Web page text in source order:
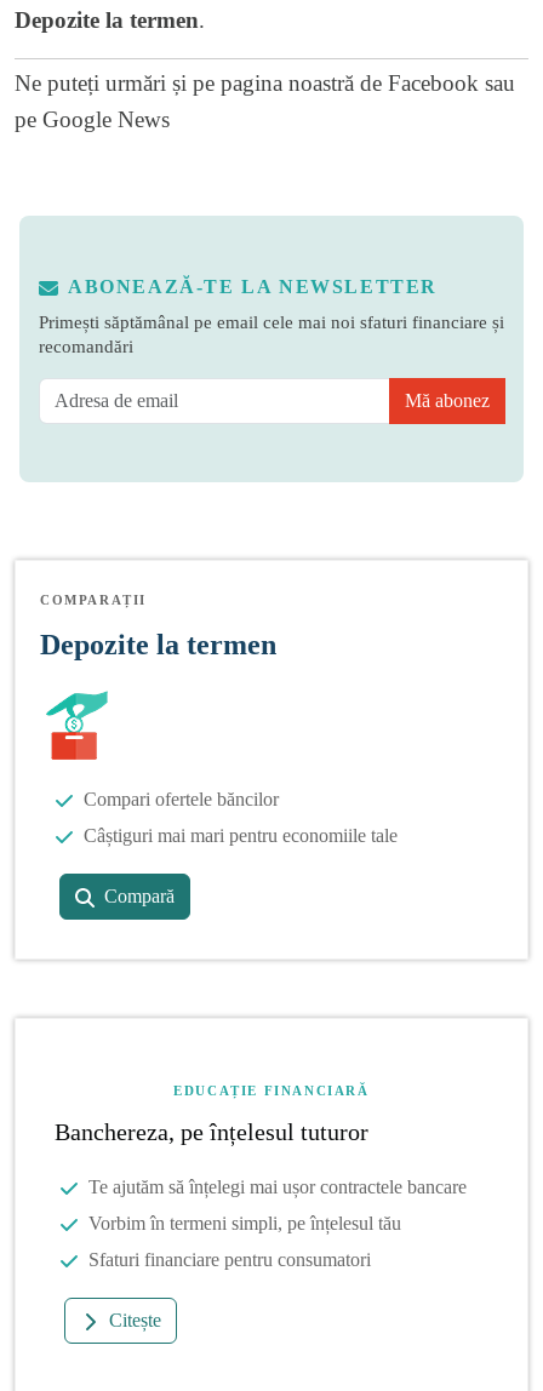
Depozite la termen.
Ne puteți urmări și pe pagina noastră de Facebook sau
pe Google News
ABONEAZĂ-TE LA NEWSLETTER
Primești săptămânal pe email cele mai noi sfaturi financiare și
recomandări
Mă abonez
COMPARAȚII
Depozite la termen
Compari ofertele băncilor
Câștiguri mai mari pentru economiile tale
Compară
EDUCAȚIE FINANCIARĂ
Banchereza, pe înțelesul tuturor
Te ajutăm să înțelegi mai ușor contractele bancare
Vorbim în termeni simpli, pe înțelesul tău
Sfaturi financiare pentru consumatori
Citește